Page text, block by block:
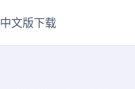
中文版下载